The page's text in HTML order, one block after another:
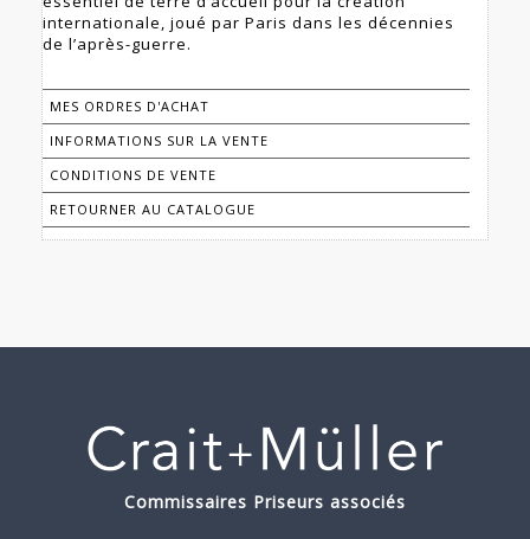
internationale, joué par Paris dans les décennies
de l’après-guerre.
MES ORDRES D'ACHAT
INFORMATIONS SUR LA VENTE
CONDITIONS DE VENTE
RETOURNER AU CATALOGUE
Commissaires Priseurs associés